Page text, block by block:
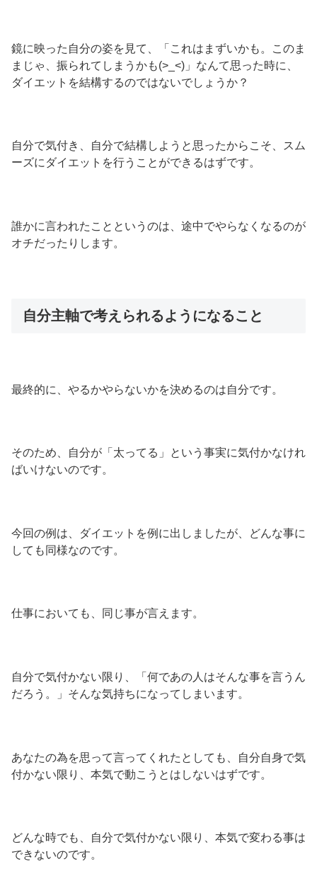
鏡に映った自分の姿を見て、「これはまずいかも。このま
まじゃ、振られてしまうかも(>_<)」なんて思った時に、
ダイエットを結構するのではないでしょうか？
自分で気付き、自分で結構しようと思ったからこそ、スム
ーズにダイエットを行うことができるはずです。
誰かに言われたことというのは、途中でやらなくなるのが
オチだったりします。
自分主軸で考えられるようになること
最終的に、やるかやらないかを決めるのは自分です。
そのため、自分が「太ってる」という事実に気付かなけれ
ばいけないのです。
今回の例は、ダイエットを例に出しましたが、どんな事に
しても同様なのです。
仕事においても、同じ事が言えます。
自分で気付かない限り、「何であの人はそんな事を言うん
だろう。」そんな気持ちになってしまいます。
あなたの為を思って言ってくれたとしても、自分自身で気
付かない限り、本気で動こうとはしないはずです。
どんな時でも、自分で気付かない限り、本気で変わる事は
できないのです。